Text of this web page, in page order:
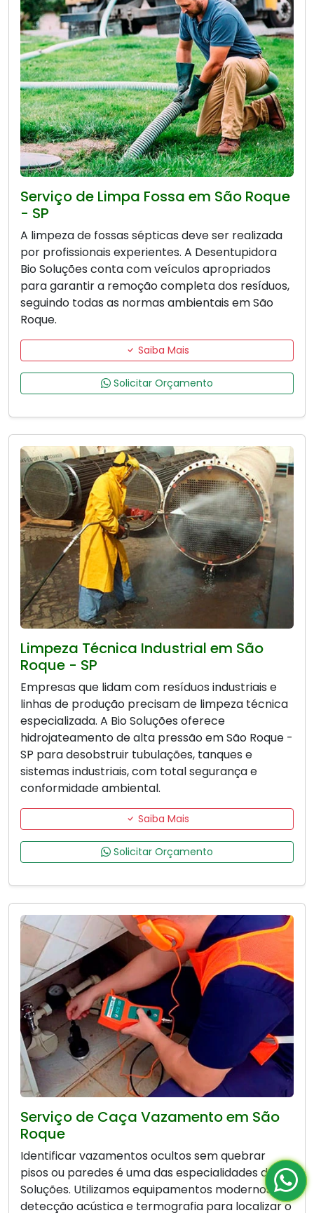
Serviço de Limpa Fossa em São Roque
- SP
A limpeza de fossas sépticas deve ser realizada
por profissionais experientes. A Desentupidora
Bio Soluções conta com veículos apropriados
para garantir a remoção completa dos resíduos,
seguindo todas as normas ambientais em São
Roque.
Saiba Mais
Solicitar Orçamento
Limpeza Técnica Industrial em São
Roque - SP
Empresas que lidam com resíduos industriais e
linhas de produção precisam de limpeza técnica
especializada. A Bio Soluções oferece
hidrojateamento de alta pressão em São Roque -
SP para desobstruir tubulações, tanques e
sistemas industriais, com total segurança e
conformidade ambiental.
Saiba Mais
Solicitar Orçamento
Serviço de Caça Vazamento em São
Roque
Identificar vazamentos ocultos sem quebrar
pisos ou paredes é uma das especialidades da Bio
Soluções. Utilizamos equipamentos modernos de
detecção acústica e termografia para localizar o